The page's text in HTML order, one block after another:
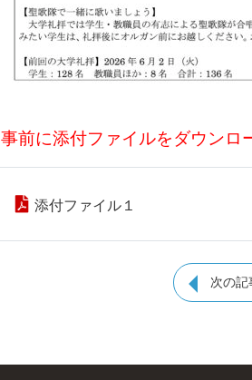
事前に添付ファイ ルをダウンロ
添付ファイル１
次の記